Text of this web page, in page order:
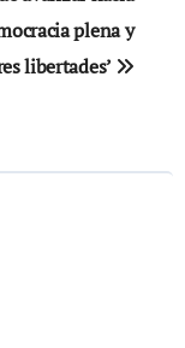
plena y
libertades’